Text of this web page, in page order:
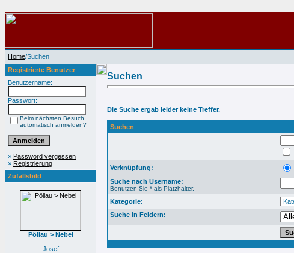
Home/Suchen
Registrierte Benutzer
Benutzername:
Passwort:
Beim nächsten Besuch
automatisch anmelden?
» Password vergessen
» Registrierung
Zufallsbild
Pöllau > Nebel
Josef
Suchen
Die Suche ergab leider keine Treffer.
Suchen
Verknüpfung:
Suche nach Username:
Benutzen Sie * als Platzhalter.
Kategorie:
Suche in Feldern: